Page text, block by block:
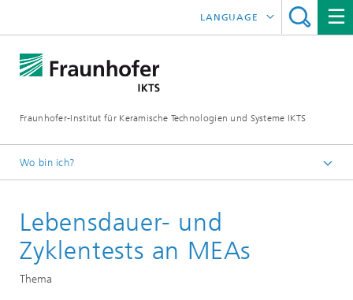
Fraunhofer-Institut für Keramische Technologien und Systeme IKTS
LANGUAGE
ČESKÝ
Wo bin ich?
Abteilungen
Energiesysteme
Lebensdauer- und
Zyklentests an MEAs
Thema